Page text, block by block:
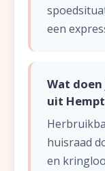
een
Wat
uit
huisraad
en